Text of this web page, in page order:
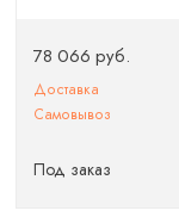
78 066 руб.
Доставка
Самовывоз
Под заказ